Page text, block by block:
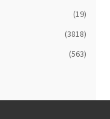
(19)
(3818)
(563)